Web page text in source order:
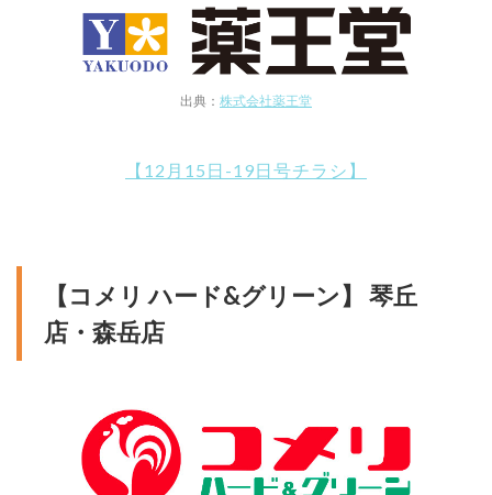
出典： 株式会社薬王堂
【12月15日-19日号チラシ】
【コメリ ハード&グリーン】 琴丘
店・森岳店